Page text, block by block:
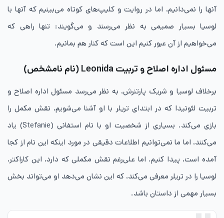
آنها را نمی‌دانیم، اما در روایت و کلیپ‌های کوتاه می‌بینیم که آنها با
لوسیا بسیار صمیمی به نظر می‌رسند و می‌گویند: تنها راهی که
می‌خواهیم از آن عبور کنیم این است که کنار هم بمانیم.
مسئول اداره اصلاح و تربیتLeonida(نام نامشخص)
برخلاف لوسیا و شریک پارتنرش، به نظر می‌رسد مسئول اداره اصلاح و
تربیت لئونیدا که در ابتدای تریلر با او آشنا می‌شویم، نقش مکمل را
بازی می‌کند. بسیاری از شخصیت او با نام استفانی (Stefanie) یاد
می‌کنند، اما ما نمی‌توانیم اطلاعات دقیقی در مورد اینکه این نام از کجا
آمده است، پیدا کنیم. اما علی‌رغم نقش مکملی که دارد، این کاراکتر،
لوسیا را در تریلر معرفی می‌کند، که این نشان می‌دهد او می‌تواند بخش
بسیار مهمی از داستان باشد.